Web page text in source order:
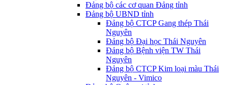
Đảng bộ các cơ quan Đảng tỉnh
Đảng bộ UBND tỉnh
Đảng bộ CTCP Gang thép Thái
Nguyên
Đảng bộ Đại học Thái Nguyên
Đảng bộ Bệnh viện TW Thái
Nguyên
Đảng bộ CTCP Kim loại màu Thái
Nguyên - Vimico